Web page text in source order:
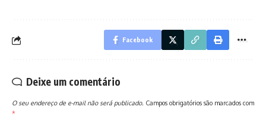
Facebook
Deixe um comentário
O seu endereço de e-mail não será publicado. Campos obrigatórios são marcados com
*